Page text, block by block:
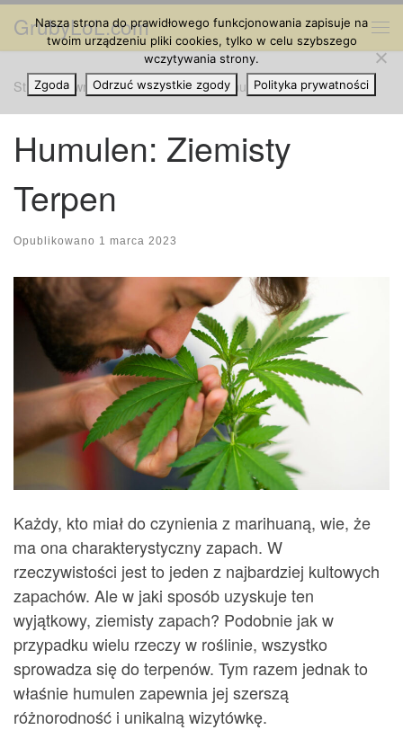
Przejdź do treści
GrubyLoL.com
Strona główna » Grube Artykuły » Humulen: Ziemisty Terpen
Humulen: Ziemisty
Terpen
Opublikowano 1 marca 2023
Każdy, kto miał do czynienia z marihuaną, wie, że
ma ona charakterystyczny zapach. W
rzeczywistości jest to jeden z najbardziej kultowych
zapachów. Ale w jaki sposób uzyskuje ten
wyjątkowy, ziemisty zapach? Podobnie jak w
przypadku wielu rzeczy w roślinie, wszystko
sprowadza się do terpenów. Tym razem jednak to
właśnie humulen zapewnia jej szerszą
różnorodność i unikalną wizytówkę.
Nasza strona do prawidłowego funkcjonowania zapisuje na
twoim urządzeniu pliki cookies, tylko w celu szybszego
wczytywania strony.
Zgoda
Odrzuć wszystkie zgody Polityka prywatności